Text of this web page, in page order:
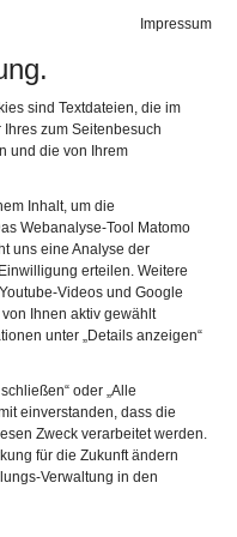
Impressum
sind Textdateien, die im
zum Seitenbesuch
und die von Ihrem
Inhalt, um die
Webanalyse-Tool Matomo
uns eine Analyse der
erteilen. Weitere
Videos und Google
Ihnen aktiv gewählt
unter „Details anzeigen“
oder „Alle
einverstanden, dass die
Zweck verarbeitet werden.
für die Zukunft ändern
Verwaltung in den
Front!